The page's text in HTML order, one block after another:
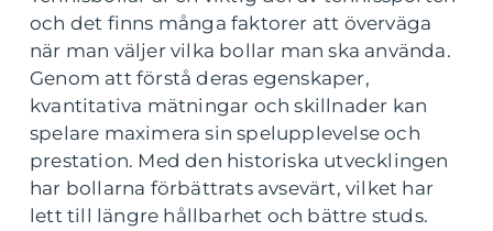
och det finns många faktorer att överväga
när man väljer vilka bollar man ska använda.
Genom att förstå deras egenskaper,
kvantitativa mätningar och skillnader kan
spelare maximera sin spelupplevelse och
prestation. Med den historiska utvecklingen
har bollarna förbättrats avsevärt, vilket har
lett till längre hållbarhet och bättre studs.